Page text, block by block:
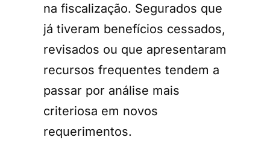
na fiscalização. Segurados que
já tiveram benefícios cessados,
revisados ou que apresentaram
recursos frequentes tendem a
passar por análise mais
criteriosa em novos
requerimentos.